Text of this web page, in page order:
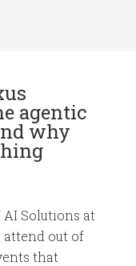
agentic
why
AI Solutions at
attend out of
that